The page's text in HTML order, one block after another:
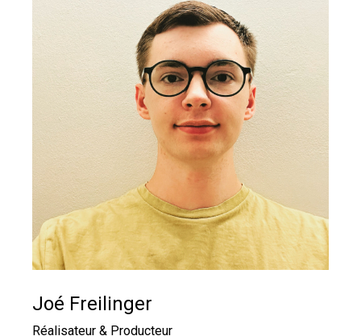
Joé Freilinger
Réalisateur & Producteur